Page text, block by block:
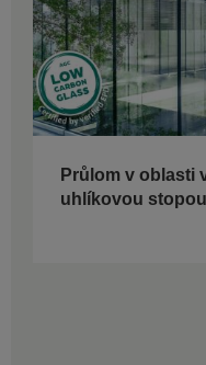
Průlom v oblasti
uhlíkovou stopou